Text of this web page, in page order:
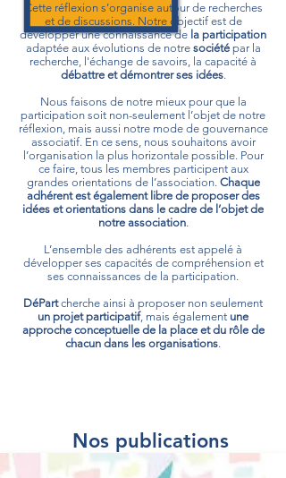
Cette réflexion s’organise autour de recherches
et de discussions. Notre objectif est de
développer une connaissance de la participation
adaptée aux évolutions de notre société par la
recherche, l'échange de savoirs, la capacité à
débattre et démontrer ses idées.
Nous faisons de notre mieux pour que la
participation soit non-seulement l’objet de notre
réflexion, mais aussi notre mode de gouvernance
associatif. En ce sens, nous souhaitons avoir
l’organisation la plus horizontale possible. Pour
ce faire, tous les membres participent aux
grandes orientations de l’association. Chaque
adhérent est également libre de proposer des
idées et orientations dans le cadre de l’objet de
notre association.
L’ensemble des adhérents est appelé à
développer ses capacités de compréhension et
ses connaissances de la participation.
DéPartcherche ainsi à proposer non seulement
un projet participatif, mais également une
approche conceptuelle de la place et du rôle de
chacun dans les organisations.
Nos publications